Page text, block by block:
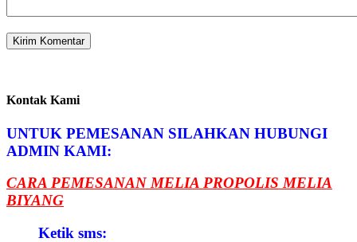
Kontak Kami
UNTUK PEMESANAN SILAHKAN HUBUNGI
ADMIN KAMI:
CARA PEMESANAN MELIA PROPOLIS MELIA
BIYANG
Ketik sms: